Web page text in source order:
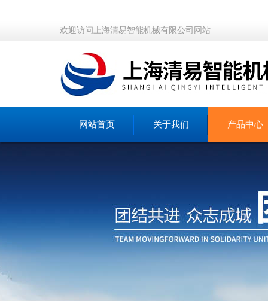
欢迎访问上海清易智能机械有限公司网站
网站首页 关于我们 产品中心